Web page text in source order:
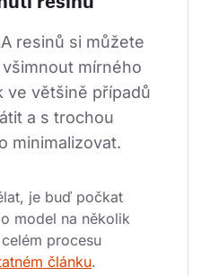
resinů si můžete
mírného
ve většině případů
a s trochou
minimalizovat.
je buď počkat
model na několik
procesu
článku.